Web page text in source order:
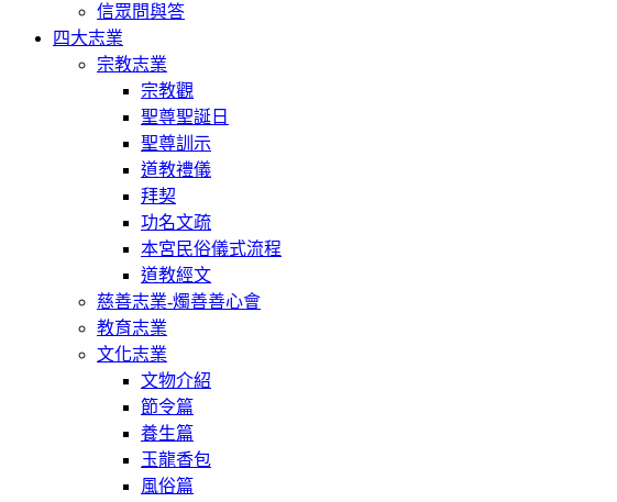
信眾問與答
四大志業
宗教志業
宗教觀
聖尊聖誕日
聖尊訓示
道教禮儀
拜契
功名文疏
本宮民俗儀式流程
道教經文
慈善志業-燭善善心會
教育志業
文化志業
文物介紹
節令篇
養生篇
玉龍香包
風俗篇